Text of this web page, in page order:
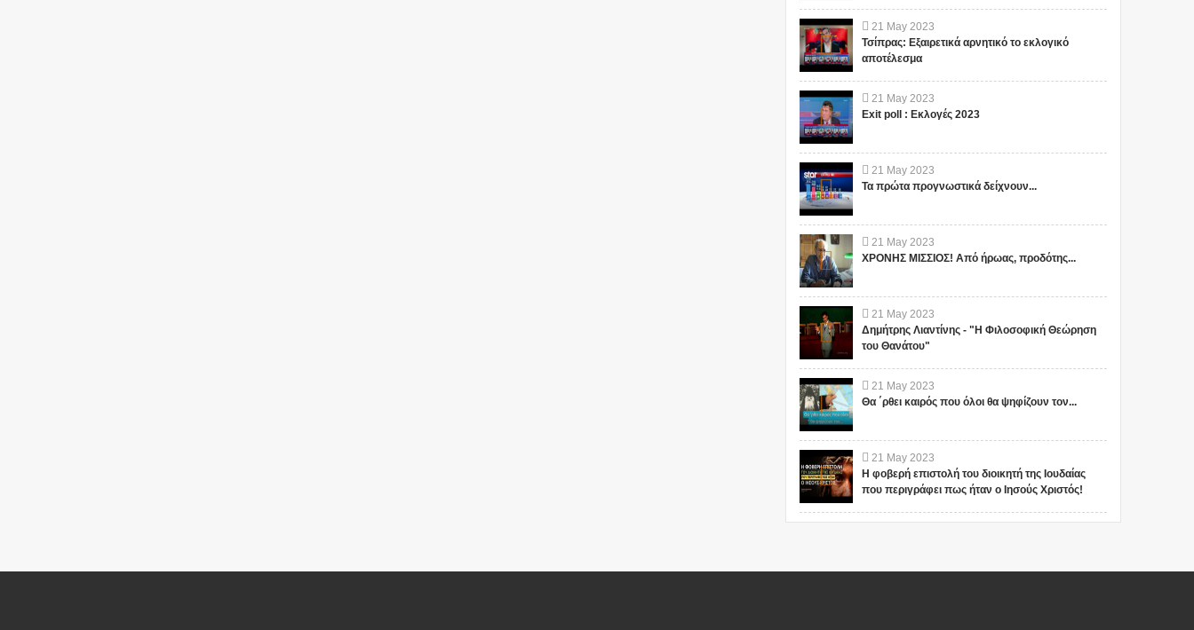
21 May 2023
Τσίπρας: Εξαιρετικά αρνητικό το εκλογικό
αποτέλεσμα
21 May 2023
Exit poll : Εκλογές 2023
21 May 2023
Τα πρώτα προγνωστικά δείχνουν...
21 May 2023
ΧΡΟΝΗΣ ΜΙΣΣΙΟΣ! Από ήρωας, προδότης...
21 May 2023
Δημήτρης Λιαντίνης - "Η Φιλοσοφική Θεώρηση
του Θανάτου"
21 May 2023
Θα ΄ρθει καιρός που όλοι θα ψηφίζουν τον...
21 May 2023
Η φοβερή επιστολή του διοικητή της Ιουδαίας
που περιγράφει πως ήταν ο Ιησούς Χριστός!